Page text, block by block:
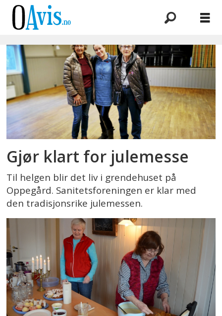
Emne:
grendehus
Gjør klart for julemesse
Til helgen blir det liv i grendehuset på
Oppegård. Sanitetsforeningen er klar med
den tradisjonsrike julemessen.